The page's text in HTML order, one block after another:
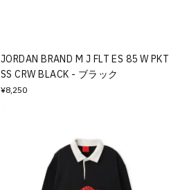
JORDAN BRAND M J FLT ES 85 W PKT
SS CRW BLACK - ブラック
¥8,250